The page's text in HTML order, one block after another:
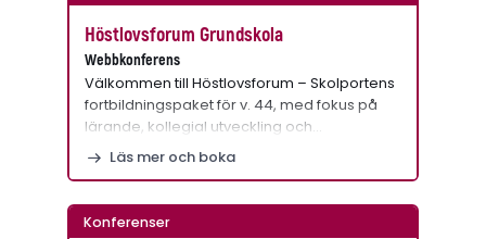
Höstlovsforum Grundskola
Webbkonferens
Välkommen till Höstlovsforum – Skolportens
fortbildningspaket för v. 44, med fokus på
lärande, kollegial utveckling och…
Läs mer och boka
Konferenser